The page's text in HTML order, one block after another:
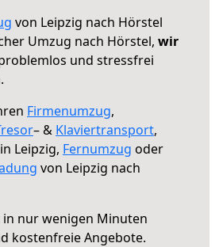
von Leipzig nach Hörstel
Umzug nach Hörstel, wir
und stressfrei
Firmenumzug,
– & Klaviertransport,
in Leipzig, Fernumzug oder
von Leipzig nach
in nur wenigen Minuten
kostenfreie Angebote.